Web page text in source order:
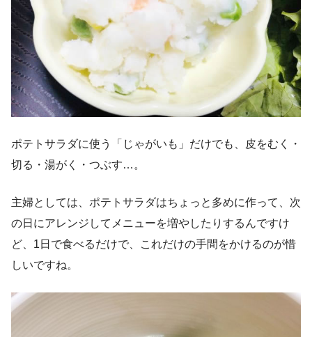
ポテトサラダに使う「じゃがいも」だけでも、皮をむく・
切る・湯がく・つぶす…。
主婦としては、ポテトサラダはちょっと多めに作って、次
の日にアレンジしてメニューを増やしたりするんですけ
ど、1日で食べるだけで、これだけの手間をかけるのが惜
しいですね。